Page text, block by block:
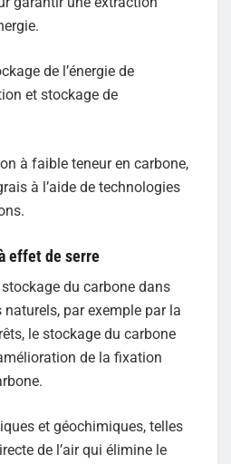
de l’énergie de
et stockage de
à faible teneur en carbone,
à l’aide de technologies
effet de serre
du carbone dans
naturels, par exemple par la
le stockage du carbone
de la fixation
et géochimiques, telles
de l’air qui élimine le